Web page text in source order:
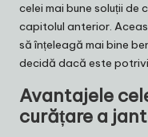
celei mai bune soluții de
capitolul anterior.
să înțeleagă mai bine
decidă dacă este
Avantajele
curățare a